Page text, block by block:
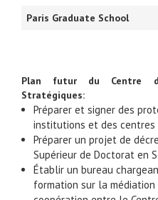
Paris Graduate School
Plan futur du Centre
Stratégiques:
Préparer et signer des
institutions et des centres
Préparer un projet de
Supérieur de Doctorat en
Établir un bureau
formation sur la médiation